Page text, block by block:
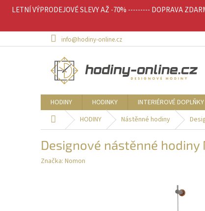
LETNÍ VÝPRODEJOVÉ SLEVY AŽ -70% --------- DOPRAVA
info@hodiny-online.cz
HODINY HODINKY INTERIÉROVÉ DOPLŇKY
Domů HODINY Nástěnné hodiny
Designové nástěnné
Značka: Nomon